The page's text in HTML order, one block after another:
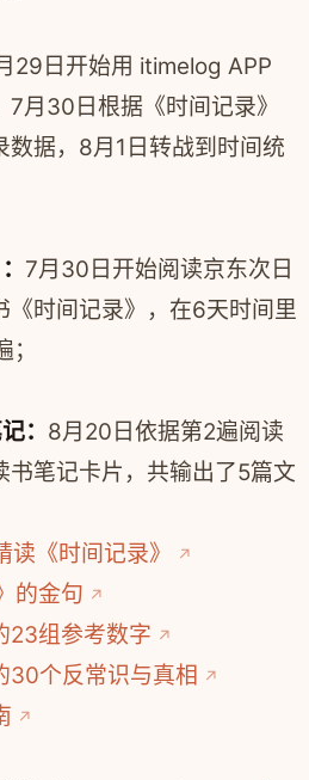
29日开始用 itimelog APP
月30日根据《时间记录》
数据，8月1日转战到时间统
7月30日开始阅读京东次日
《时间记录》，在6天时间里
： 8月20日依据第2遍阅读
书笔记卡片，共输出了5篇文
《时间记录》
的金句
23组参考数字
30个反常识与真相